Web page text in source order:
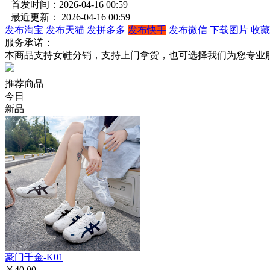
首发时间：2026-04-16 00:59
最近更新： 2026-04-16 00:59
发布淘宝 发布天猫 发拼多多 发布快手 发布微信 下载图片 收
服务承诺：
本商品支持女鞋分销，支持上门拿货，也可选择我们为您专业
推荐商品
今日
新品
豪门千金-K01